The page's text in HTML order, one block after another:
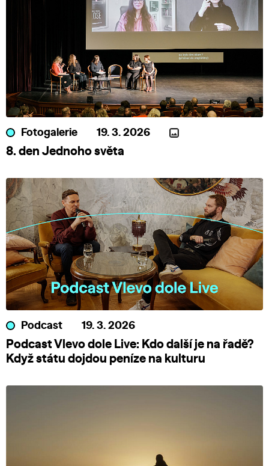
Fotogalerie 19. 3. 2026
8. den Jednoho světa
Podcast 19. 3. 2026
Podcast Vlevo dole Live: Kdo další je na řadě?
Když státu dojdou peníze na kulturu